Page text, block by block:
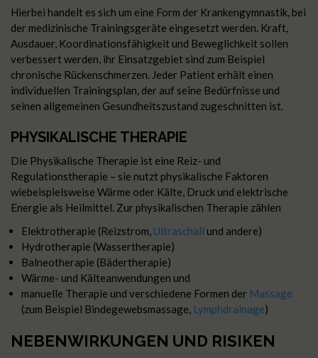
Hierbei handelt es sich um eine Form der Krankengymnastik, bei
der medizinische Trainingsgeräte eingesetzt werden. Kraft,
Ausdauer, Koordinationsfähigkeit und Beweglichkeit sollen
verbessert werden, ihr Einsatzgebiet sind zum Beispiel
chronische Rückenschmerzen. Jeder Patient erhält einen
individuellen Trainingsplan, der auf seine Bedürfnisse und
seinen allgemeinen Gesundheitszustand zugeschnitten ist.
PHYSIKALISCHE THERAPIE
Die Physikalische Therapie ist eine Reiz- und
Regulationstherapie – sie nutzt physikalische Faktoren
wiebeispielsweise Wärme oder Kälte, Druck und elektrische
Energie als Heilmittel. Zur physikalischen Therapie zählen
Elektrotherapie (Reizstrom, Ultraschall und andere)
Hydrotherapie (Wassertherapie)
Balneotherapie (Bädertherapie)
Wärme- und Kälteanwendungen und
manuelle Therapie und verschiedene Formen der Massage
(zum Beispiel Bindegewebsmassage, Lymphdrainage)
NEBENWIRKUNGEN UND RISIKEN